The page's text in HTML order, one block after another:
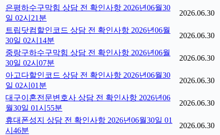
은평하수구막힘 상담 전 확인사항 2026년06월30
일 02시21분
2026.06.30
트립닷컴할인코드 상담 전 확인사항 2026년06월
30일 02시14분
2026.06.30
중랑구하수구막힘 상담 전 확인사항 2026년06월
30일 02시07분
2026.06.30
아고다할인코드 상담 전 확인사항 2026년06월30
일 02시01분
2026.06.30
대구이혼전문변호사 상담 전 확인사항 2026년06
월30일 01시55분
2026.06.30
휴대폰성지 상담 전 확인사항 2026년06월30일 01
시46분
2026.06.30